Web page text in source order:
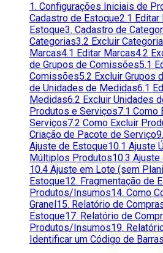
1. Configurações Iniciais de
Cadastro de Estoque2.1 Editar
Estoque3. Cadastro de
Categorias3.2 Excluir
Marcas4.1 Editar Marcas4.2
de Grupos de Comissões5.1
Comissões5.2 Excluir Grupos
de Unidades de Medidas6.1
Medidas6.2 Excluir Unidades
Produtos e Serviços7.1 Como
Serviços7.2 Como Excluir
Criação de Pacote de Serviço
Ajuste de Estoque10.1 Ajuste
Múltiplos Produtos10.3
10.4 Ajuste em Lote (sem
Estoque12. Fragmentação de
Produtos/Insumos14. Como
Granel 15. Relatório de
Estoque17. Relatório de
Produtos/Insumos19.
Identificar um Código de Barras